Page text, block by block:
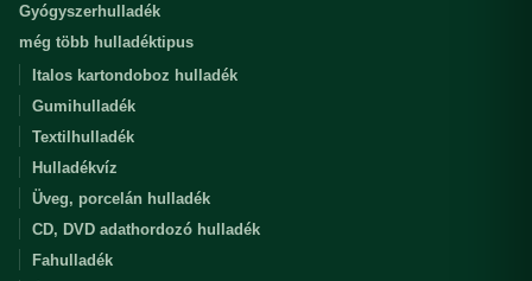
Gyógyszerhulladék
még több hulladéktipus
Italos kartondoboz hulladék
Gumihulladék
Textilhulladék
Hulladékvíz
Üveg, porcelán hulladék
CD, DVD adathordozó hulladék
Fahulladék